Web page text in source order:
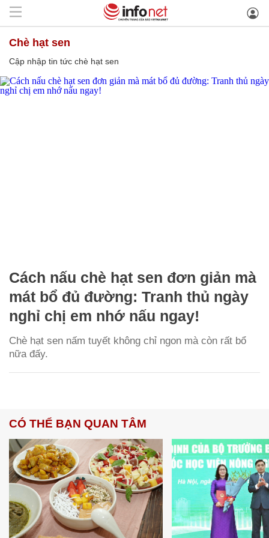
chè hạt sen
Cập nhập tin tức chè hạt sen
Cách nấu chè hạt sen đơn giản mà
mát bổ đủ đường: Tranh thủ ngày
nghỉ chị em nhớ nấu ngay!
Chè hạt sen nấm tuyết không chỉ ngon mà còn rất bổ
nữa đấy.
CÓ THỂ BẠN QUAN TÂM